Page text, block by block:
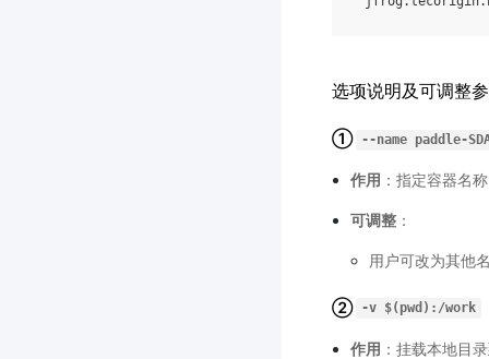
选项说明及可调整
① --name paddle-
作用 ：指定容器名
可调整：
用户可改为其他
② -v $(pwd):/work
作用 ：挂载本地目